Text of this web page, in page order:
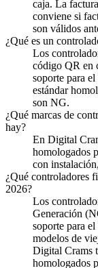
caja. La
conviene si
son válidos
¿Qué es un
Los
código QR en
soporte para
estándar
son NG.
¿Qué marcas de
hay?
En Digital
homologados
con
¿Qué controladores
2026?
Los
Generación
soporte para
modelos de
Digital Crams
homologados